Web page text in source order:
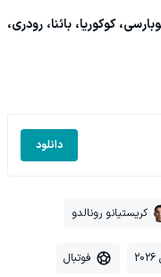
کوکوریا، بائنا، رودری،
دانلود
کریستیانو رونالدو
فوتبال